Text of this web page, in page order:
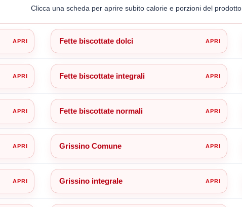
Clicca una scheda per aprire subito calorie e porzioni del prodotto.
Fette biscottate dolci
Fette biscottate integrali
Fette biscottate normali
Grissino Comune
Grissino integrale